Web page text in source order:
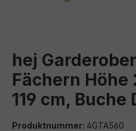
hej
Fächern Höhe
119 cm, Buche
Produktnummer: 4GTA560